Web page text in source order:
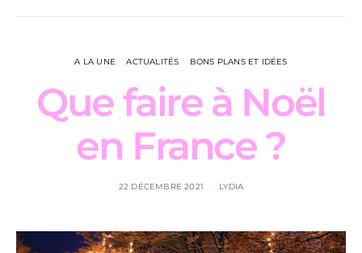
A LA UNE ACTUALITÉS BONS PLANS ET IDÉES
Que faire à Noël
en France ?
22 DÉCEMBRE 2021 LYDIA